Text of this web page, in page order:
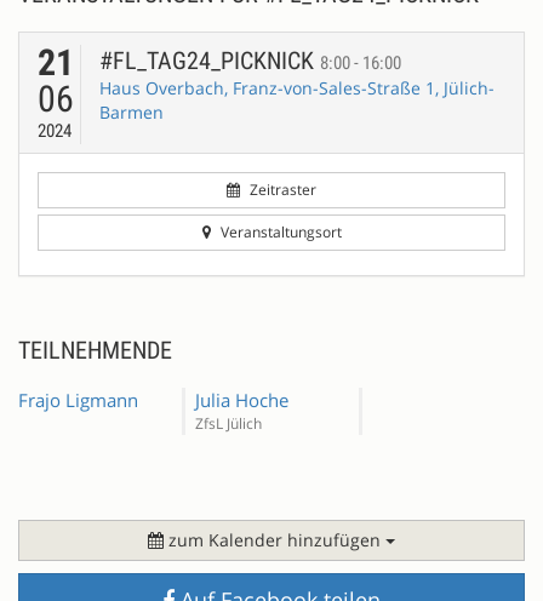
21
06
2024
#FL_TAG24_PICKNICK 8:00 - 16:00
Haus Overbach, Franz-von-Sales-Straße 1, Jülich-
Barmen
Zeitraster
Veranstaltungsort
TEILNEHMENDE
Frajo Ligmann Julia Hoche
ZfsL Jülich
zum Kalender hinzufügen